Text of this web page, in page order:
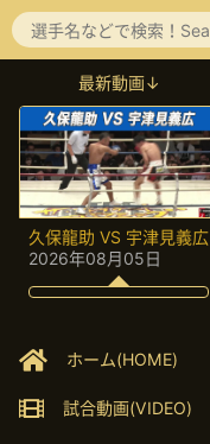
最新動画↓
久保龍助 VS 宇津見義広
2026年08月05日
ホーム(HOME)
試合動画(VIDEO)